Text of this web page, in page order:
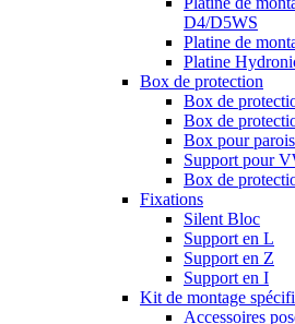
D4/D5WS
Platine de
Platine
Box de protection
Box de
Box de
Box pour
Support pour
Box de
Fixations
Silent Bloc
Support en L
Support en Z
Support en I
Kit de montage
Accessoires